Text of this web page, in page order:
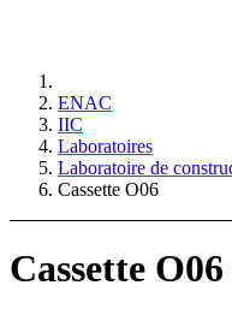
ENAC
IIC
Laboratoires
Laboratoire de
Cassette O06
Cassette O06